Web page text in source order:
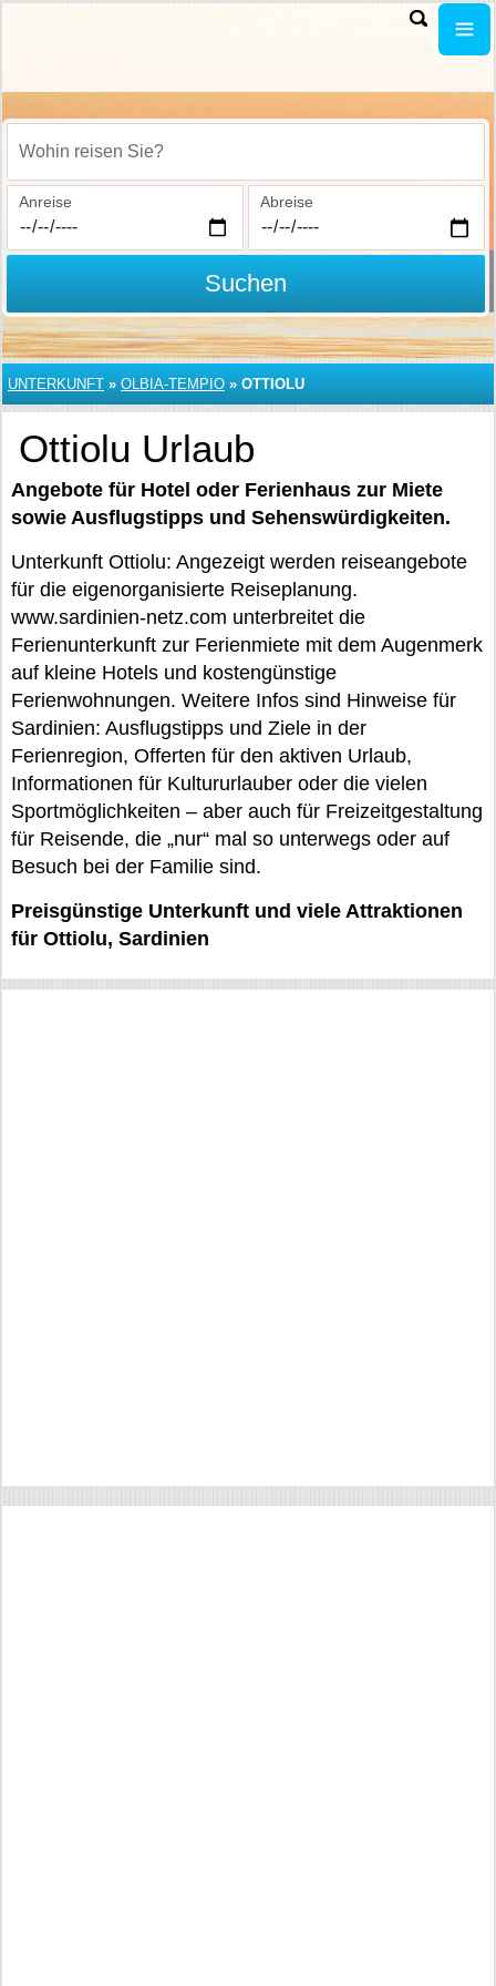
Wohin reisen Sie?
Anreise Abreise
Suchen
UNTERKUNFT » OLBIA-TEMPIO » OTTIOLU
Ottiolu Urlaub
Angebote für Hotel oder Ferienhaus zur Miete
sowie Ausflugstipps und Sehenswürdigkeiten.
Unterkunft Ottiolu: Angezeigt werden reiseangebote
für die eigenorganisierte Reiseplanung.
www.sardinien-netz.com unterbreitet die
Ferienunterkunft zur Ferienmiete mit dem Augenmerk
auf kleine Hotels und kostengünstige
Ferienwohnungen. Weitere Infos sind Hinweise für
Sardinien: Ausflugstipps und Ziele in der
Ferienregion, Offerten für den aktiven Urlaub,
Informationen für Kultururlauber oder die vielen
Sportmöglichkeiten – aber auch für Freizeitgestaltung
für Reisende, die „nur“ mal so unterwegs oder auf
Besuch bei der Familie sind.
Preisgünstige Unterkunft und viele Attraktionen
für Ottiolu, Sardinien